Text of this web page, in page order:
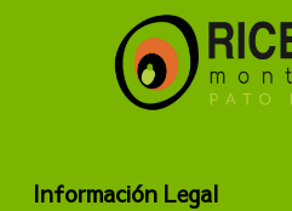
Información Legal